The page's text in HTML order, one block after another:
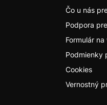
Čo u nás
Podpora
Formulár
Podmienky
Cookies
Vernostný